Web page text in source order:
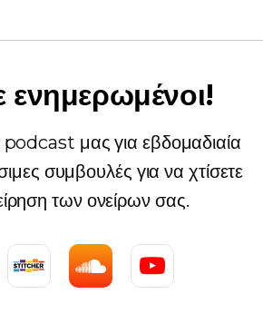
ενημερωμένοι!
podcast μας για εβδομαδιαία
συμβουλές για να χτίσετε
των ονείρων σας.